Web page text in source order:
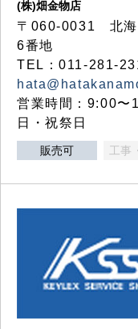
(株)畑金物店
〒060-0031 北海
6番地
TEL：011-281-
営業時間：9:00〜
日・祝祭日
販売可 工事